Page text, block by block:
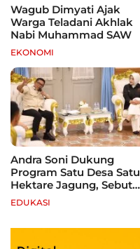
Wagub Dimyati Ajak
Warga Teladani Akhlak
Nabi Muhammad SAW
EKONOMI
Andra Soni Dukung
Program Satu Desa Satu
Hektare Jagung, Sebut
Banten Punya Peluang
Jadi Sentra Produksi
EDUKASI